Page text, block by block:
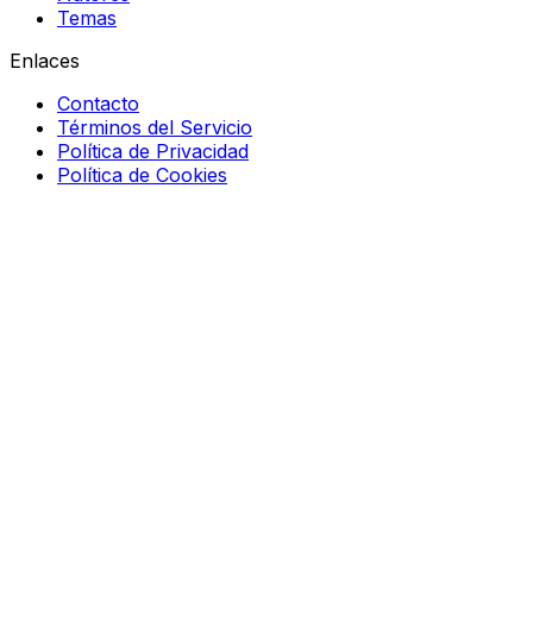
Temas
Enlaces
Contacto
Términos del Servicio
Política de Privacidad
Política de Cookies